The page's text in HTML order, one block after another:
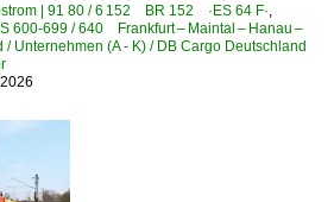
| 91 80 / 6 152 BR 152 ·ES 64 F·,
600-699 / 640 Frankfurt – Maintal – Hanau –
/ Unternehmen (A - K) / DB Cargo Deutschland